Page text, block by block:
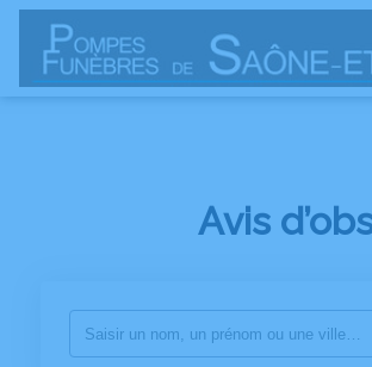
NOS SERVICES NOS AGENCES NOS
Avis